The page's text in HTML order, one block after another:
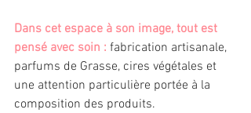
Dans cet espace à son image, tout est
pensé avec soin : fabrication artisanale,
parfums de Grasse, cires végétales et
une attention particulière portée à la
composition des produits.